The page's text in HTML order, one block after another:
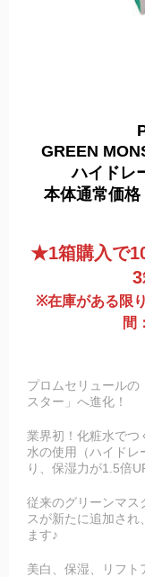
GREEN
ハイドレ
本体通常価格
★1箱購入で
※在庫がある限
間
プロムセリュールの
スター」へ進化！
業界初！化粧水でつ
水の使用（ハイド
り、保湿力が1.5倍
従来のグリーンマス
スが新たに追加され
ます♪
美白、保湿、リフト